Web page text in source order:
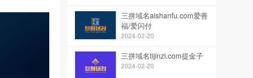
三拼域名aishanfu.com爱善
福/爱闪付
2024-02-20
三拼域名tijinzi.com提金子
2024-02-20